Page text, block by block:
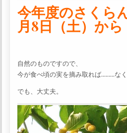
今年度のさくら
月8日（土）から
自然のものですので、
今が食べ頃の実を摘み取れば………なく
でも、大丈夫。